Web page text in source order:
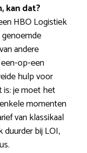
kan dat?
HBO Logistiek
andere
op-een
hulp voor
is: je moet het
momenten
van klassikaal
duurder bij LOI,